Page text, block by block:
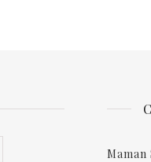
Maman